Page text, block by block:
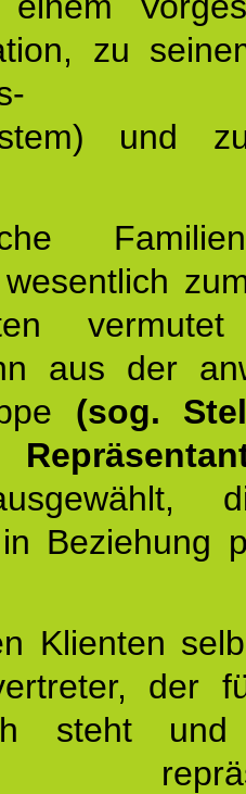
zu
und
vermutet
aus der
(sog.
Beziehung
Klienten
der
steht